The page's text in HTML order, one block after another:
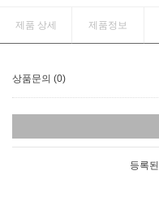
제품 상세 제품정보
상품문의 (0)
등록